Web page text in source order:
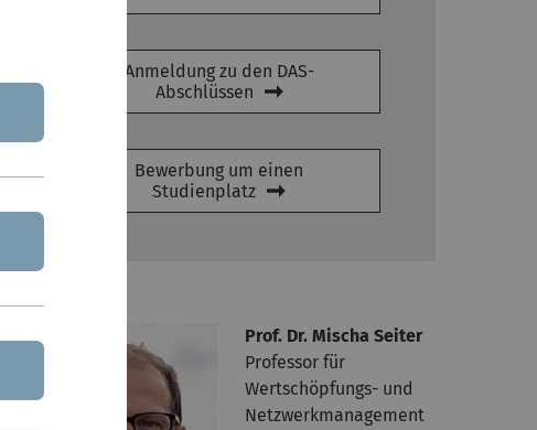
Anmeldung zu den DAS-
Abschlüssen
Bewerbung um einen
Studienplatz
Dozenten
Prof. Dr. Mischa Seiter
Professor für
Wertschöpfungs- und
Netzwerkmanagement